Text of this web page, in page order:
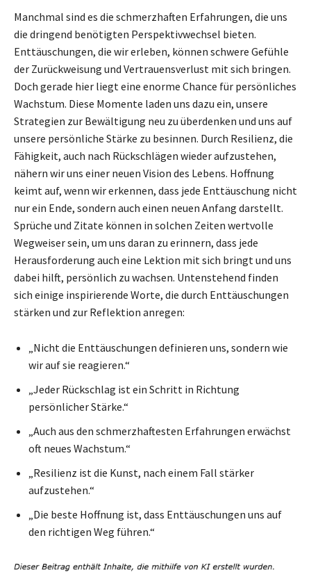
Manchmal sind es die schmerzhaften Erfahrungen, die uns
die dringend benötigten Perspektivwechsel bieten.
Enttäuschungen, die wir erleben, können schwere Gefühle
der Zurückweisung und Vertrauensverlust mit sich bringen.
Doch gerade hier liegt eine enorme Chance für persönliches
Wachstum. Diese Momente laden uns dazu ein, unsere
Strategien zur Bewältigung neu zu überdenken und uns auf
unsere persönliche Stärke zu besinnen. Durch Resilienz, die
Fähigkeit, auch nach Rückschlägen wieder aufzustehen,
nähern wir uns einer neuen Vision des Lebens. Hoffnung
keimt auf, wenn wir erkennen, dass jede Enttäuschung nicht
nur ein Ende, sondern auch einen neuen Anfang darstellt.
Sprüche und Zitate können in solchen Zeiten wertvolle
Wegweiser sein, um uns daran zu erinnern, dass jede
Herausforderung auch eine Lektion mit sich bringt und uns
dabei hilft, persönlich zu wachsen. Untenstehend finden
sich einige inspirierende Worte, die durch Enttäuschungen
stärken und zur Reflektion anregen:
„Nicht die Enttäuschungen definieren uns, sondern wie
wir auf sie reagieren.“
„Jeder Rückschlag ist ein Schritt in Richtung
persönlicher Stärke.“
„Auch aus den schmerzhaftesten Erfahrungen erwächst
oft neues Wachstum.“
„Resilienz ist die Kunst, nach einem Fall stärker
aufzustehen.“
„Die beste Hoffnung ist, dass Enttäuschungen uns auf
den richtigen Weg führen.“